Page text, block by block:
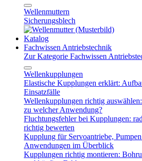
Wellenmuttern
Sicherungsblech
Katalog
Fachwissen Antriebstechnik
Zur Kategorie Fachwissen
Wellenkupplungen
Elastische Kupplungen erklärt:
Einsatzfälle
Wellenkupplungen richtig
zu welcher Anwendung?
Fluchtungsfehler bei Kupplungen:
richtig bewerten
Kupplung für Servoantriebe,
Anwendungen im Überblick
Kupplungen richtig montieren: